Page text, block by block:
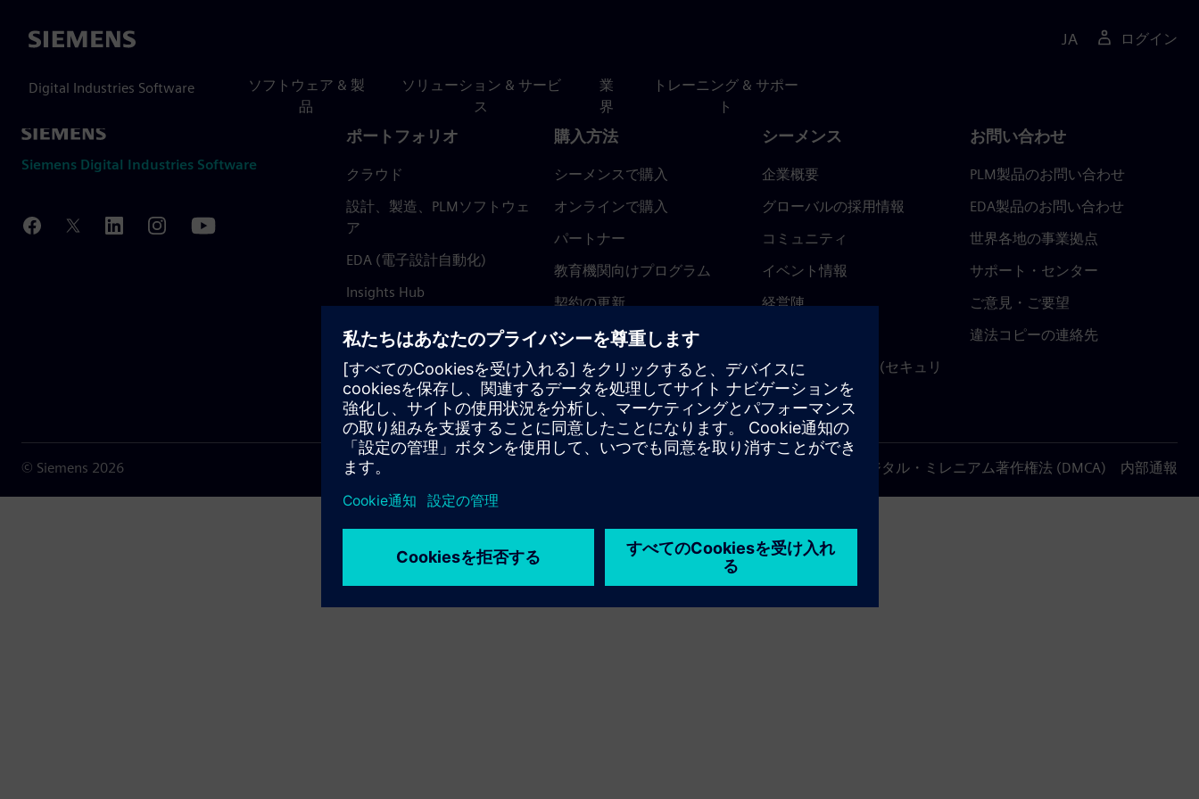
Siemens
Digital Industries Software
ソフトウェア & 製
品
ソリューション & サービ
ス
業
界
トレーニング & サポー
ト
JA ログイン
Siemens Digital Industries Software
ポートフォリオ
クラウド
設計、製造、PLMソフトウェ
ア
EDA (電子設計自動化)
Insights Hub
購入方法
シーメンスで購入
オンラインで購入
パートナー
教育機関向けプログラム
契約の更新
返金ポリシー
シーメンス
企業概要
グローバルの採用情報
コミュニティ
イベント情報
経営陣
トラストセンター (セキュリ
ティ関連情報)
お問い合わせ
PLM製品のお問い合わせ
EDA製品のお問い合わせ
世界各地の事業拠点
サポート・センター
ご意見・ご要望
違法コピーの連絡先
© Siemens 2026 デジタル・ミレニアム著作権法 (DMCA) 内部通報